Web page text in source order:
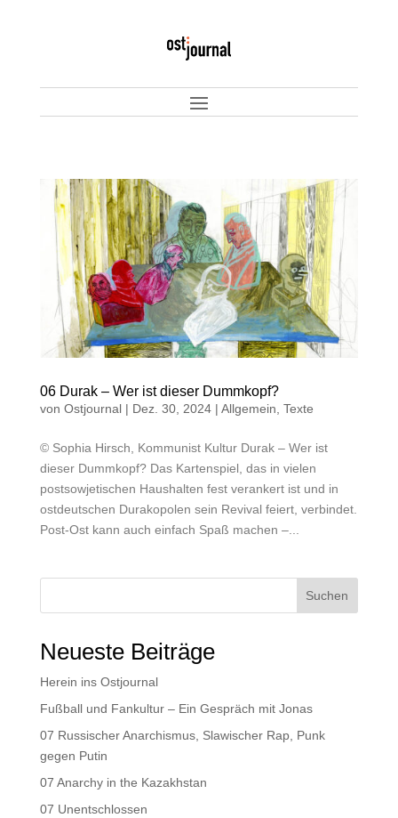
06 Durak – Wer ist dieser Dummkopf?
von Ostjournal| Dez. 30, 2024| Allgemein, Texte
© Sophia Hirsch, Kommunist Kultur Durak – Wer ist
dieser Dummkopf? Das Kartenspiel, das in vielen
postsowjetischen Haushalten fest verankert ist und in
ostdeutschen Durakopolen sein Revival feiert, verbindet.
Post-Ost kann auch einfach Spaß machen –...
Suchen
Neueste Beiträge
Herein ins Ostjournal
Fußball und Fankultur – Ein Gespräch mit Jonas
07 Russischer Anarchismus, Slawischer Rap, Punk
gegen Putin
07 Anarchy in the Kazakhstan
07 Unentschlossen